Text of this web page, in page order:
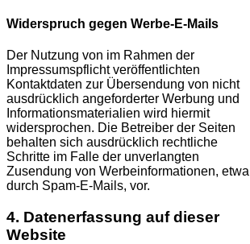
Widerspruch gegen Werbe-E-Mails
Der Nutzung von im Rahmen der
Impressumspflicht veröffentlichten
Kontaktdaten zur Übersendung von nicht
ausdrücklich angeforderter Werbung und
Informationsmaterialien wird hiermit
widersprochen. Die Betreiber der Seiten
behalten sich ausdrücklich rechtliche
Schritte im Falle der unverlangten
Zusendung von Werbeinformationen, etwa
durch Spam-E-Mails, vor.
4. Datenerfassung auf dieser
Website